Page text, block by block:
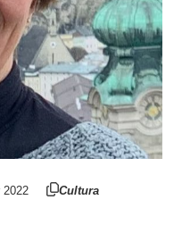
2022 Cultura